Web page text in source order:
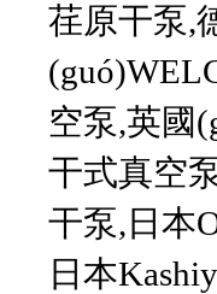
荏原干泵,
空泵,英國
干式真空
干泵,日本
日本